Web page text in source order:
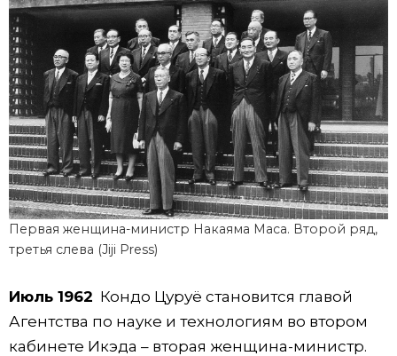
Первая женщина-министр Накаяма Маса. Второй ряд,
третья слева (Jiji Press)
Июль 1962 Кондо Цуруё становится главой
Агентства по науке и технологиям во втором
кабинете Икэда – вторая женщина-министр.